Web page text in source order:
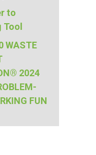
to
WASTE
2024
FUN